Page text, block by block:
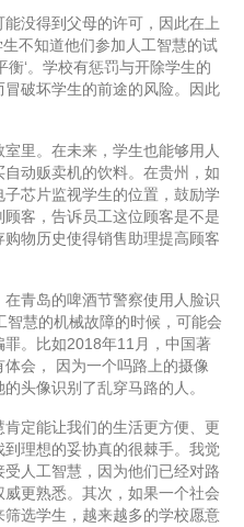
没得到父母的许可，因此在上
不知道他们参加人工智慧的试
衡‘。学校有惩罚与开除学生的
破坏学生的前途的风险。因此
里。在未来，学生也能够用人
动贩卖机的饮料。在贵州，如
子芯片监视学生的位置，鼓励学
客，告诉员工这位顾客是不是
物历史使得销售助理提高顾客
青岛的啤酒节警察使用人脸识
慧的机械故障的时候，可能会
。比如2018年11月，中国著
会， 因为一个吗路上的摄像
头像识别了乱穿马路的人。
定能让我们的生活更方便、更
理想的妥协真的很棘手。我觉
人工智慧，因为他们已经对路
威更熟悉。其次，如果一个社会
选学生，越来越多的学校愿意